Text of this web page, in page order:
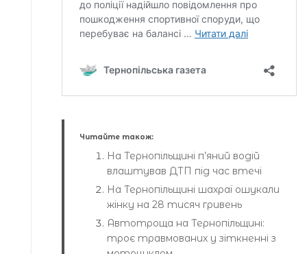
Читайте також:
На Тернопільщині п’яний водій
влаштував ДТП під час втечі
На Тернопільщині шахраї ошукали
жінку на 28 тисяч гривень
Автотроща на Тернопільщині:
троє травмованих у зіткненні з